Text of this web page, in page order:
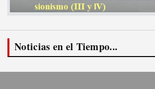
Noticias en el Tiempo...